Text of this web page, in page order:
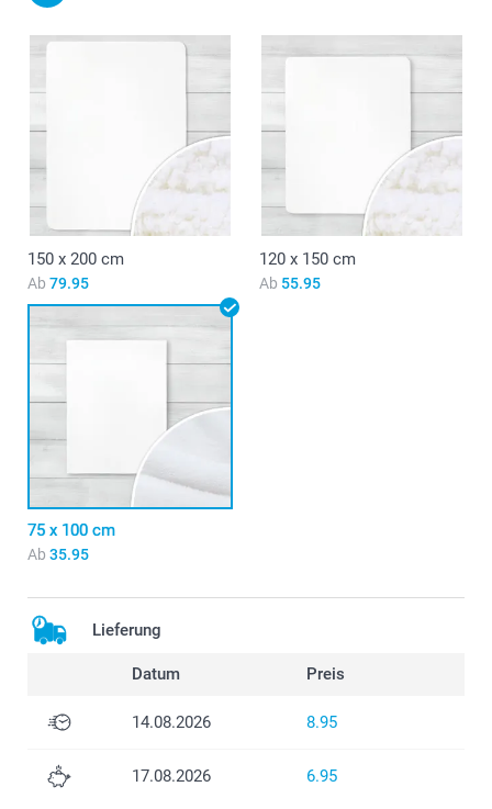
150 x 200 cm
Ab 79.95
120 x 150 cm
Ab 55.95
75 x 100 cm
Ab 35.95
Lieferung
Datum Preis
14.08.2026 8.95
17.08.2026 6.95